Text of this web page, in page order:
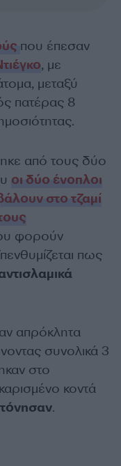
που έπεσαν
, με
μεταξύ
πατέρας 8
από τους δύο
οι δύο ένοπλοι
στο τζαμί
φορούν
πως
απρόκλητα
συνολικά 3
στο
κοντά
.